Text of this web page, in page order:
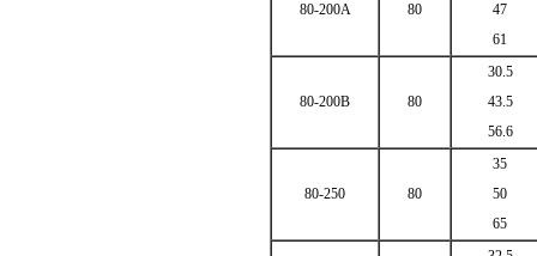
80-200A 80
47
61
80-200B 80
30.5
43.5
56.6
80-250 80
35
50
65